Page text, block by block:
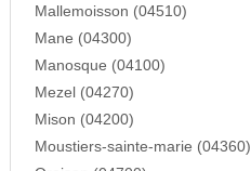
Mallemoisson (04510)
Mane (04300)
Manosque (04100)
Mezel (04270)
Mison (04200)
Moustiers-sainte-marie (04360)